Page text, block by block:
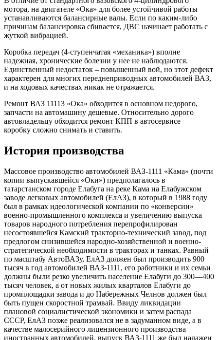
мотора, на двигателе «Ока» для более устойчивой работы
устанавливаются балансирные валы. Если по каким-либо
причинам балансировка сбивается, ДВС начинает работать с
жуткой вибрацией.
Коробка передач (4-ступенчатая «механика») вполне
надежная, хронические болезни у нее не наблюдаются.
Единственный недостаток – повышенный вой, но этот дефект
характерен для многих переднеприводных автомобилей ВАЗ,
и на ходовых качествах никак не отражается.
Ремонт ВАЗ 11113 «Ока» обходится в основном недорого,
запчасти на автомашину дешевые. Относительно дорого
автовладельцу обходится ремонт КПП в автосервисе –
коробку сложно снимать и ставить.
История производства
Массовое производство автомобилей ВАЗ-1111 «Кама» (почти
копии выпускавшейся «Оки») предполагалось в
татарстанском городе Елабуга на реке Кама на Елабужском
заводе легковых автомобилей (ЕлАЗ), в который в 1988 году
был в рамках идеологической компании по «конверсии»
военно-промышленного комплекса и увеличению выпуска
товаров народного потребления перепрофилирован
несостоявшейся Камский тракторно-технический завод, под
предлогом снизившейся народно-хозяйственной и военно-
стратегической необходимости в тракторах и танках. Равный
по масштабу АвтоВАЗу, ЕлАЗ должен был производить 900
тысяч в год автомобилей ВАЗ-1111, его работники и их семьи
должны были резко увеличить население Елабуги до 300—400
тысяч человек, а от новых жилых кварталов Елабуги до
промплощадки завода и до Набережных Челнов должен был
быть пущен скоростной трамвай. Ввиду ликвидации
плановой социалистической экономики и затем распада
СССР, ЕлАЗ позже реализовался не в задуманном виде, а в
качестве малосерийного лицензионного производства
иностранных автомобилей, выпуск ВАЗ-1111 же был налажен